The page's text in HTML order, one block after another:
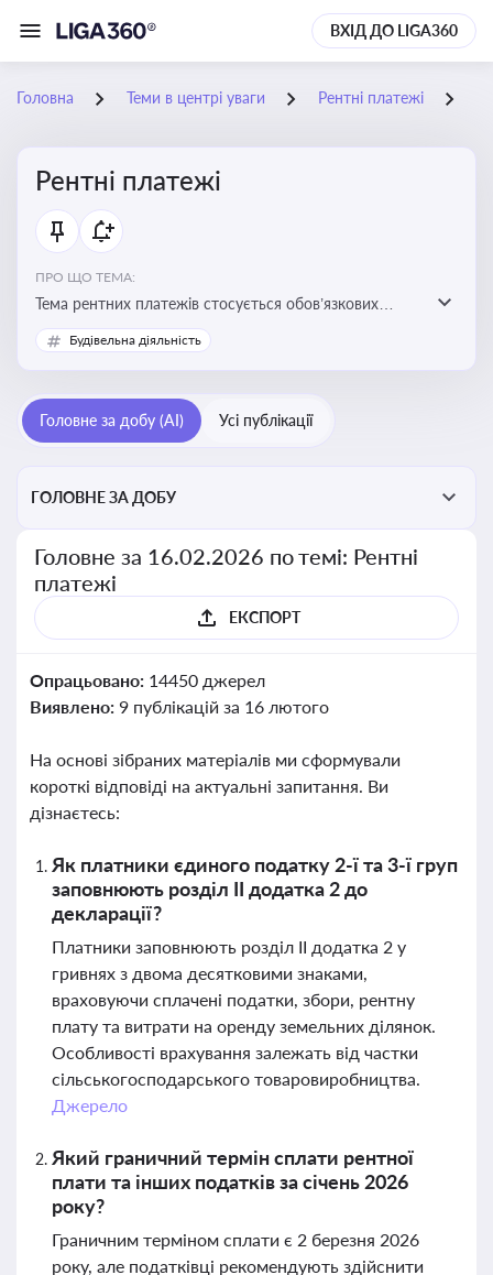
ВХІД ДО LIGA360
Головна Теми в центрі уваги Рентні платежі
Рентні платежі
ПРО ЩО ТЕМА:
Тема рентних платежів стосується обов’язкових
податкових зборів, які сплачуються за користування
природними ресурсами — надрами, водою, лісами
Будівельна діяльність
Головне за добу (AI) Усі публікації
ГОЛОВНЕ ЗА ДОБУ
Головне за 16.02.2026 по темі: Рентні
платежі
ЕКСПОРТ
Опрацьовано: 14450 джерел
Виявлено: 9 публікацій за 16 лютого
На основі зібраних матеріалів ми сформували
короткі відповіді на актуальні запитання. Ви
дізнаєтесь:
Як платники єдиного податку 2-ї та 3-ї груп
заповнюють розділ ІІ додатка 2 до
декларації?
Платники заповнюють розділ ІІ додатка 2 у
гривнях з двома десятковими знаками,
враховуючи сплачені податки, збори, рентну
плату та витрати на оренду земельних ділянок.
Особливості врахування залежать від частки
сільськогосподарського товаровиробництва.
Джерело
Який граничний термін сплати рентної
плати та інших податків за січень 2026
року?
Граничним терміном сплати є 2 березня 2026
року, але податківці рекомендують здійснити